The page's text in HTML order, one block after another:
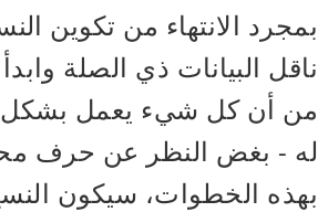
بمجرد الانتهاء من تكوين
ناقل البيانات ذي الصلة
من أن كل شيء يعمل بشكل
بهذه الخطوات، سيكون